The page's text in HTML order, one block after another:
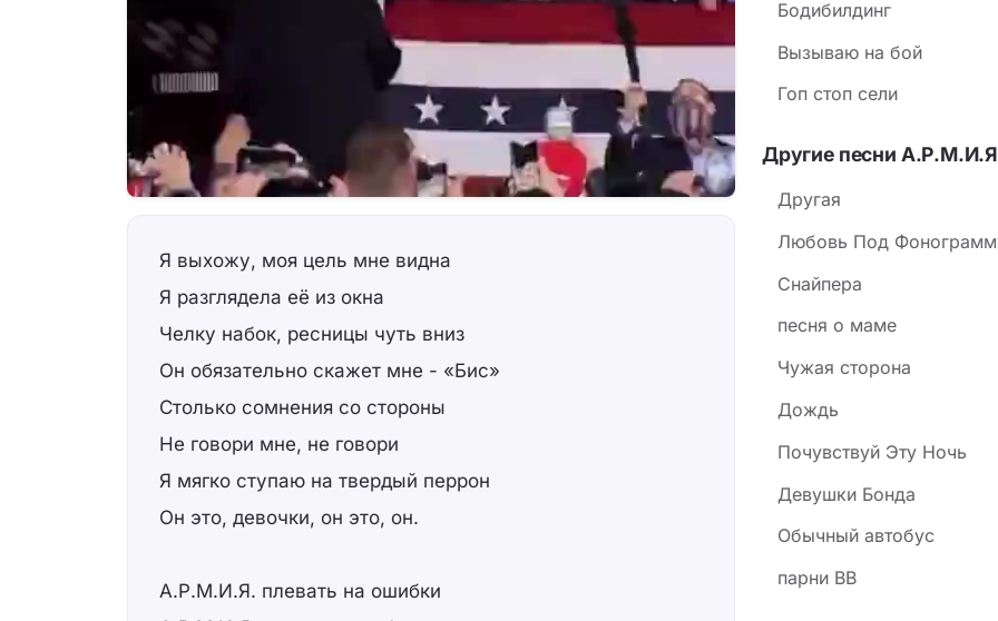
Я выхожу, моя цель мне видна
Я разглядела её из окна
Челку набок, ресницы чуть вниз
Он обязательно скажет мне - «Бис»
Столько сомнения со стороны
Не говори мне, не говори
Я мягко ступаю на твердый перрон
Он это, девочки, он это, он.
А.Р.М.И.Я. плевать на ошибки
Бодибилдинг
Вызываю на бой
Гоп стоп сели
Другие песни
Другая
Любовь Под
Снайпера
песня о маме
Чужая сторона
Дождь
Почувствуй Эту Ночь
Девушки Бонда
Обычный автобус
парни ВВ